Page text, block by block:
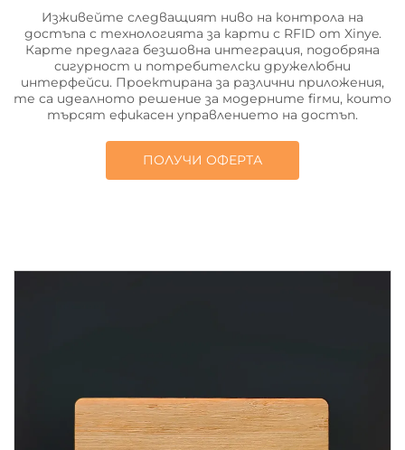
Изживейте следващият ниво на контрола на
достъпа с технологията за карти с RFID от Xinye.
Карте предлага безшовна интеграция, подобряна
сигурност и потребителски дружелюбни
интерфейси. Проектирана за различни приложения,
те са идеалното решение за модерните firми, които
търсят ефикасен управлението на достъп.
ПОЛУЧИ ОФЕРТА